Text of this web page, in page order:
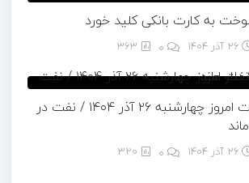
به کارت بانکی کلید خورد
26 آذر 1404 363
قیمت جهانی نفت امروز چهارشنبه ۲۶ آذر ۱۴۰۴ / نفت در
26 آذر 1404 320